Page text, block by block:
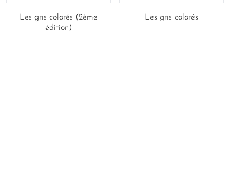
Les gris colorés (2ème
édition)
Les gris colorés